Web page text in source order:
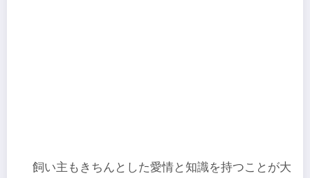
飼い主もきちんとした愛情と知識を持つことが大